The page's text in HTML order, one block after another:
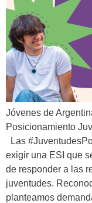
Jóvenes de
Posicionamiento
Las
exigir una ESI que
de responder a las
juventudes.
planteamos